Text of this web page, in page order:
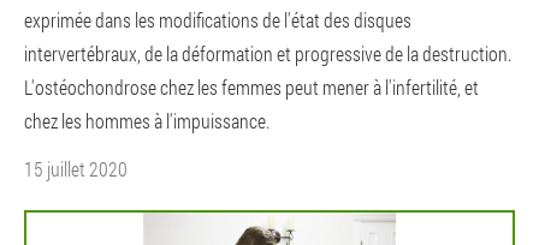
exprimée dans les modifications de l'état des disques
intervertébraux, de la déformation et progressive de la destruction.
L'ostéochondrose chez les femmes peut mener à l'infertilité, et
chez les hommes à l'impuissance.
15 juillet 2020